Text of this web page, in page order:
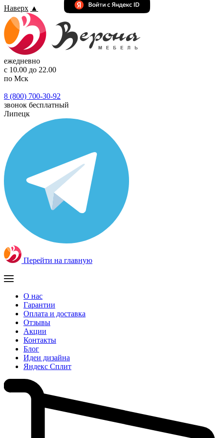
Наверх ▲
ежедневно
с 10.00 до 22.00
по Мск
8 (800) 700-30-92
звонок бесплатный
Липецк
Перейти на главную
О нас
Гарантии
Оплата и доставка
Отзывы
Акции
Контакты
Блог
Идеи дизайна
Яндекс Сплит